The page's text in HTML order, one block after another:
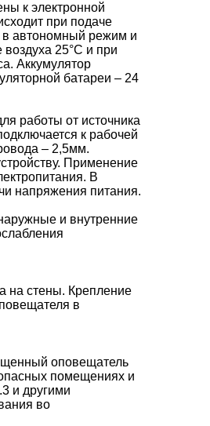
к электронной
при подаче
в автономный режим и
воздуха 25°С и при
Аккумулятор
батареи – 24
работы от источника
к рабочей
– 2,5мм.
Применение
В
напряжения питания.
и внутренние
на стены. Крепление
в
оповещатель
помещениях и
и другими
во